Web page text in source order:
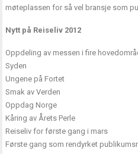
møteplassen for så vel bransje som
Nytt på Reiseliv 2012
Oppdeling av messen i fire
Syden
Ungene på Fortet
Smak av Verden
Oppdag Norge
Kåring av Årets Perle
Reiseliv for første gang i mars
Første gang som rendyrket